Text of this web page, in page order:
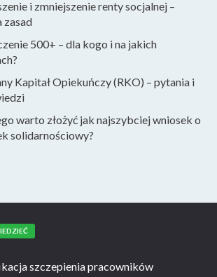
i zmniejszenie renty socjalnej –
zasad
500+ – dla kogo i na jakich
Kapitał Opiekuńczy (RKO) – pytania i
warto złożyć jak najszybciej wniosek o
solidarnościowy?
szczepienia pracowników